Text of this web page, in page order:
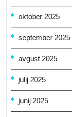
oktober 2025
september 2025
avgust 2025
julij 2025
junij 2025